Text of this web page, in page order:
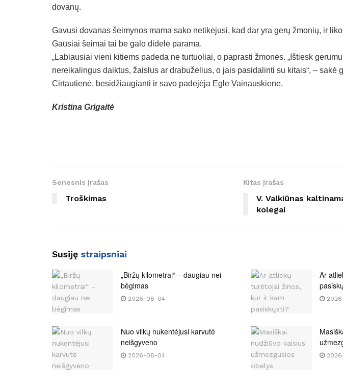
dovanų.
Gavusi dovanas šeimynos mama sako netikėjusi, kad dar yra gerų žmonių, ir
Gausiai šeimai tai be galo didelė parama.
„Labiausiai vieni kitiems padeda ne turtuoliai, o paprasti žmonės. „Ištiesk
nereikalingus daiktus, žaislus ar drabužėlius, o jais pasidalinti su kitais“, – sakė
Cirtautienė, besidžiaugianti ir savo padėjėja Egle Vainauskiene.
Kristina Grigaitė
Senesnis įrašas
Troškimas
Kitas įrašas
V. Valkiūnas
kolegai
Susiję straipsniai
„Biržų kilometrai“ – daugiau nei
bėgimas
2026-08-04
Ar
Nuo vilkų nukentėjusi karvutė
neišgyveno
2026-08-04